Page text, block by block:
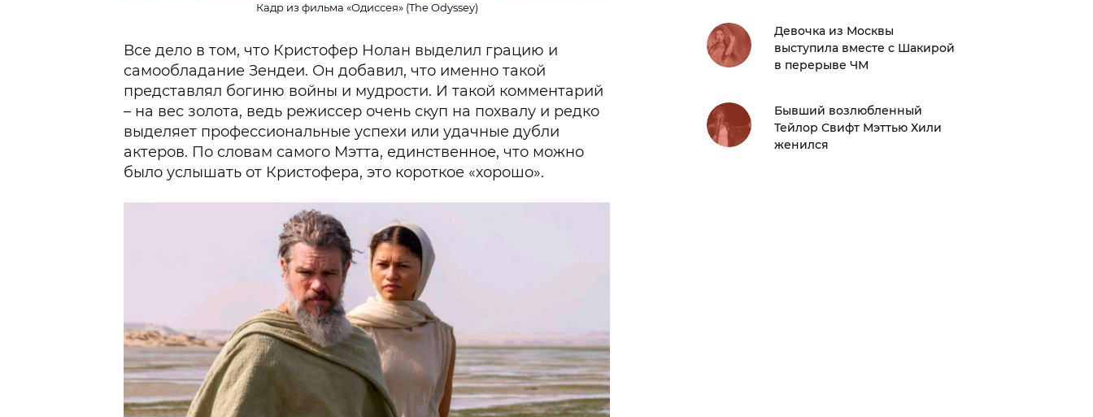
Кадр из фильма «Одиссея» (The Odyssey)
Все дело в том, что Кристофер Нолан выделил грацию и
самообладание Зендеи. Он добавил, что именно такой
представлял богиню войны и мудрости. И такой комментарий
– на вес золота, ведь режиссер очень скуп на похвалу и редко
выделяет профессиональные успехи или удачные дубли
актеров. По словам самого Мэтта, единственное, что можно
было услышать от Кристофера, это короткое «хорошо».
Девочка из Москвы
выступила вместе с Шакирой
в перерыве ЧМ
Бывший возлюбленный
Тейлор Свифт Мэттью Хили
женился